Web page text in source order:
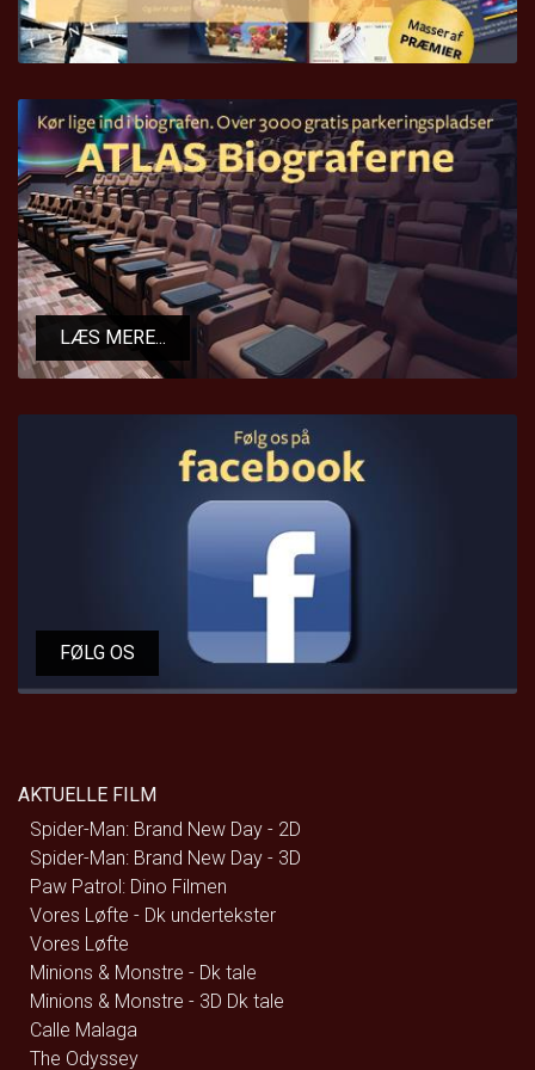
LÆS MERE...
FØLG OS
AKTUELLE FILM
Spider-Man: Brand New Day - 2D
Spider-Man: Brand New Day - 3D
Paw Patrol: Dino Filmen
Vores Løfte - Dk undertekster
Vores Løfte
Minions & Monstre - Dk tale
Minions & Monstre - 3D Dk tale
Calle Malaga
The Odyssey